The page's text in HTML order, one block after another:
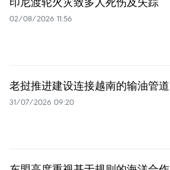
02/08/2026 11:56
老挝推进建设连接越南的输油管道
31/07/2026 09:20